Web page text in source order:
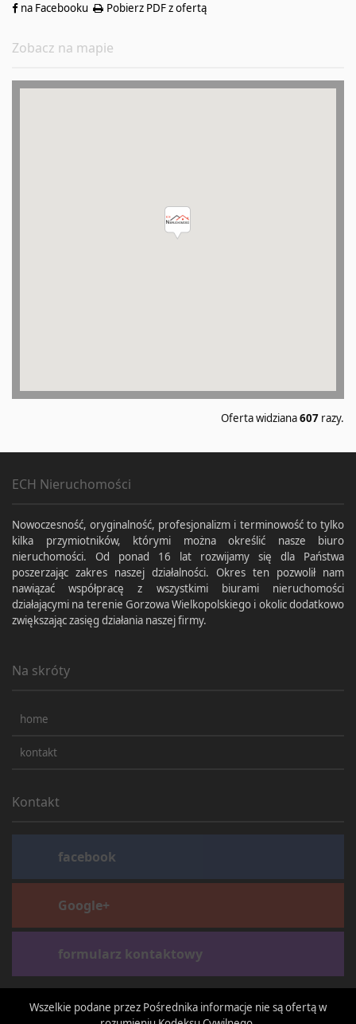
na Facebooku Pobierz PDF z ofertą
Zobacz na mapie
Oferta widziana607 razy.
ECH Nieruchomości
Nowoczesność, oryginalność, profesjonalizm i terminowość to tylko
kilka przymiotników, którymi można określić nasze biuro
nieruchomości. Od ponad 16 lat rozwijamy się dla Państwa
poszerzając zakres naszej działalności. Okres ten pozwolił nam
nawiązać współpracę z wszystkimi biurami nieruchomości
działającymi na terenie Gorzowa Wielkopolskiego i okolic dodatkowo
zwiększając zasięg działania naszej firmy.
Na skróty
home
kontakt
Kontakt
facebook
Google+
formularz kontaktowy
Wszelkie podane przez Pośrednika informacje nie są ofertą w